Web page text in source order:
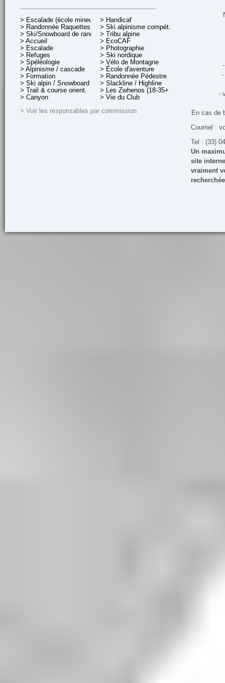
> Escalade (école mineurs)
> Randonnée Raquettes
> Ski/Snowboard de rando.
> Accueil
> Escalade
> Refuges
> Spéléologie
> Alpinisme / cascade
> Formation
> Ski alpin / Snowboard
> Trail & course orient.
> Canyon
> Handicaf
> Ski alpinisme compét.
> Tribu alpine
> EcoCAF
> Photographie
> Ski nordique
> Vélo de Montagne
> École d'aventure
> Randonnée Pédestre
> Slackline / Highline
> Les Zwhenos (18-35+ ans)
> Vie du Club
> Voir les responsables par commission
-
-
En cas de
Courriel :
Tel : (33)
Un
site
vraiment